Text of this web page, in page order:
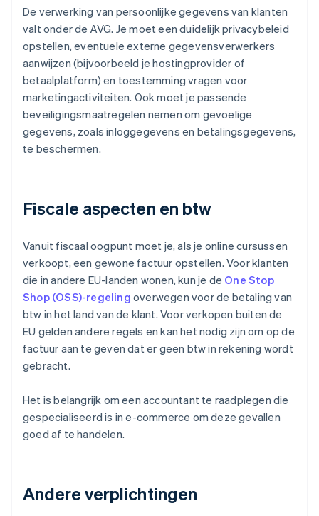
De verwerking van persoonlijke gegevens van klanten
valt onder de AVG. Je moet een duidelijk privacybeleid
opstellen, eventuele externe gegevensverwerkers
aanwijzen (bijvoorbeeld je hostingprovider of
betaalplatform) en toestemming vragen voor
marketingactiviteiten. Ook moet je passende
beveiligingsmaatregelen nemen om gevoelige
gegevens, zoals inloggegevens en betalingsgegevens,
te beschermen.
Fiscale aspecten en btw
Vanuit fiscaal oogpunt moet je, als je online cursussen
verkoopt, een gewone factuur opstellen. Voor klanten
die in andere EU-landen wonen, kun je de One Stop
Shop (OSS)-regeling overwegen voor de betaling van
btw in het land van de klant. Voor verkopen buiten de
EU gelden andere regels en kan het nodig zijn om op de
factuur aan te geven dat er geen btw in rekening wordt
gebracht.
Het is belangrijk om een accountant te raadplegen die
gespecialiseerd is in e-commerce om deze gevallen
goed af te handelen.
Andere verplichtingen